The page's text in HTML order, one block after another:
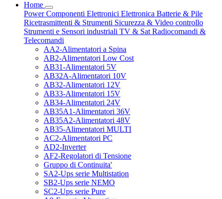
Home
PowerComponenti Elettronici Elettronica Batterie & Pile
Ricetrasmittenti & Strumenti Sicurezza & Video controllo
Strumenti e Sensori industriali TV & Sat Radiocomandi &
Telecomandi
AA2-Alimentatori a Spina
AB2-Alimentatori Low Cost
AB31-Alimentatori 5V
AB32A-Alimentatori 10V
AB32-Alimentatori 12V
AB33-Alimentatori 15V
AB34-Alimentatori 24V
AB35A1-Alimentatori 36V
AB35A2-Alimentatori 48V
AB35-Alimentatori MULTI
AC2-Alimentatori PC
AD2-Inverter
AF2-Regolatori di Tensione
Gruppo di Continuita'
SA2-Ups serie Multistation
SB2-Ups serie NEMO
SC2-Ups serie Pure